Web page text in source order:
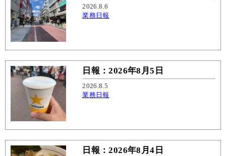
2026.8.6
業務日報
日報：2026年8月5日
2026.8.5
業務日報
日報：2026年8月4日